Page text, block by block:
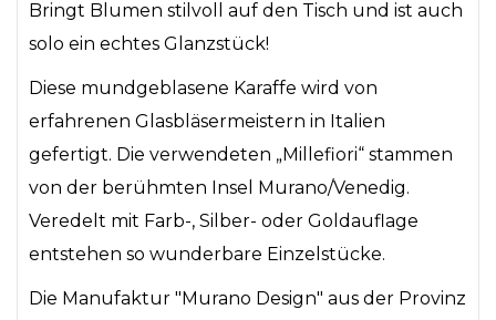
Bringt Blumen stilvoll auf den Tisch und ist auch
solo ein echtes Glanzstück!
Diese mundgeblasene Karaffe wird von
erfahrenen Glasbläsermeistern in Italien
gefertigt. Die verwendeten „Millefiori“ stammen
von der berühmten Insel Murano/Venedig.
Veredelt mit Farb-, Silber- oder Goldauflage
entstehen so wunderbare Einzelstücke.
Die Manufaktur "Murano Design" aus der Provinz